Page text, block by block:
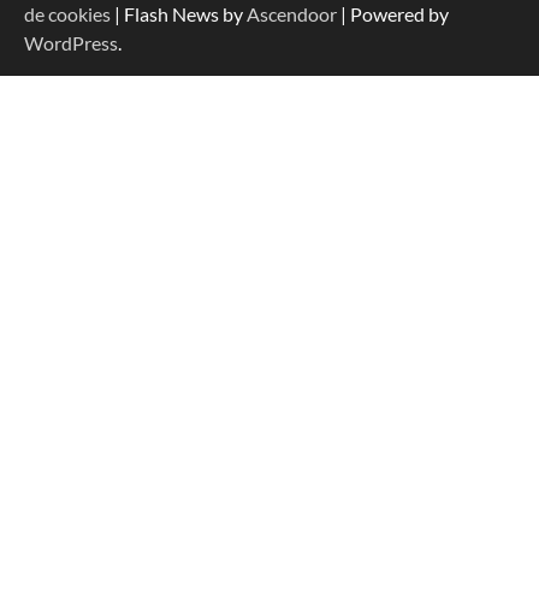
de cookies | Flash News by Ascendoor | Powered by
WordPress